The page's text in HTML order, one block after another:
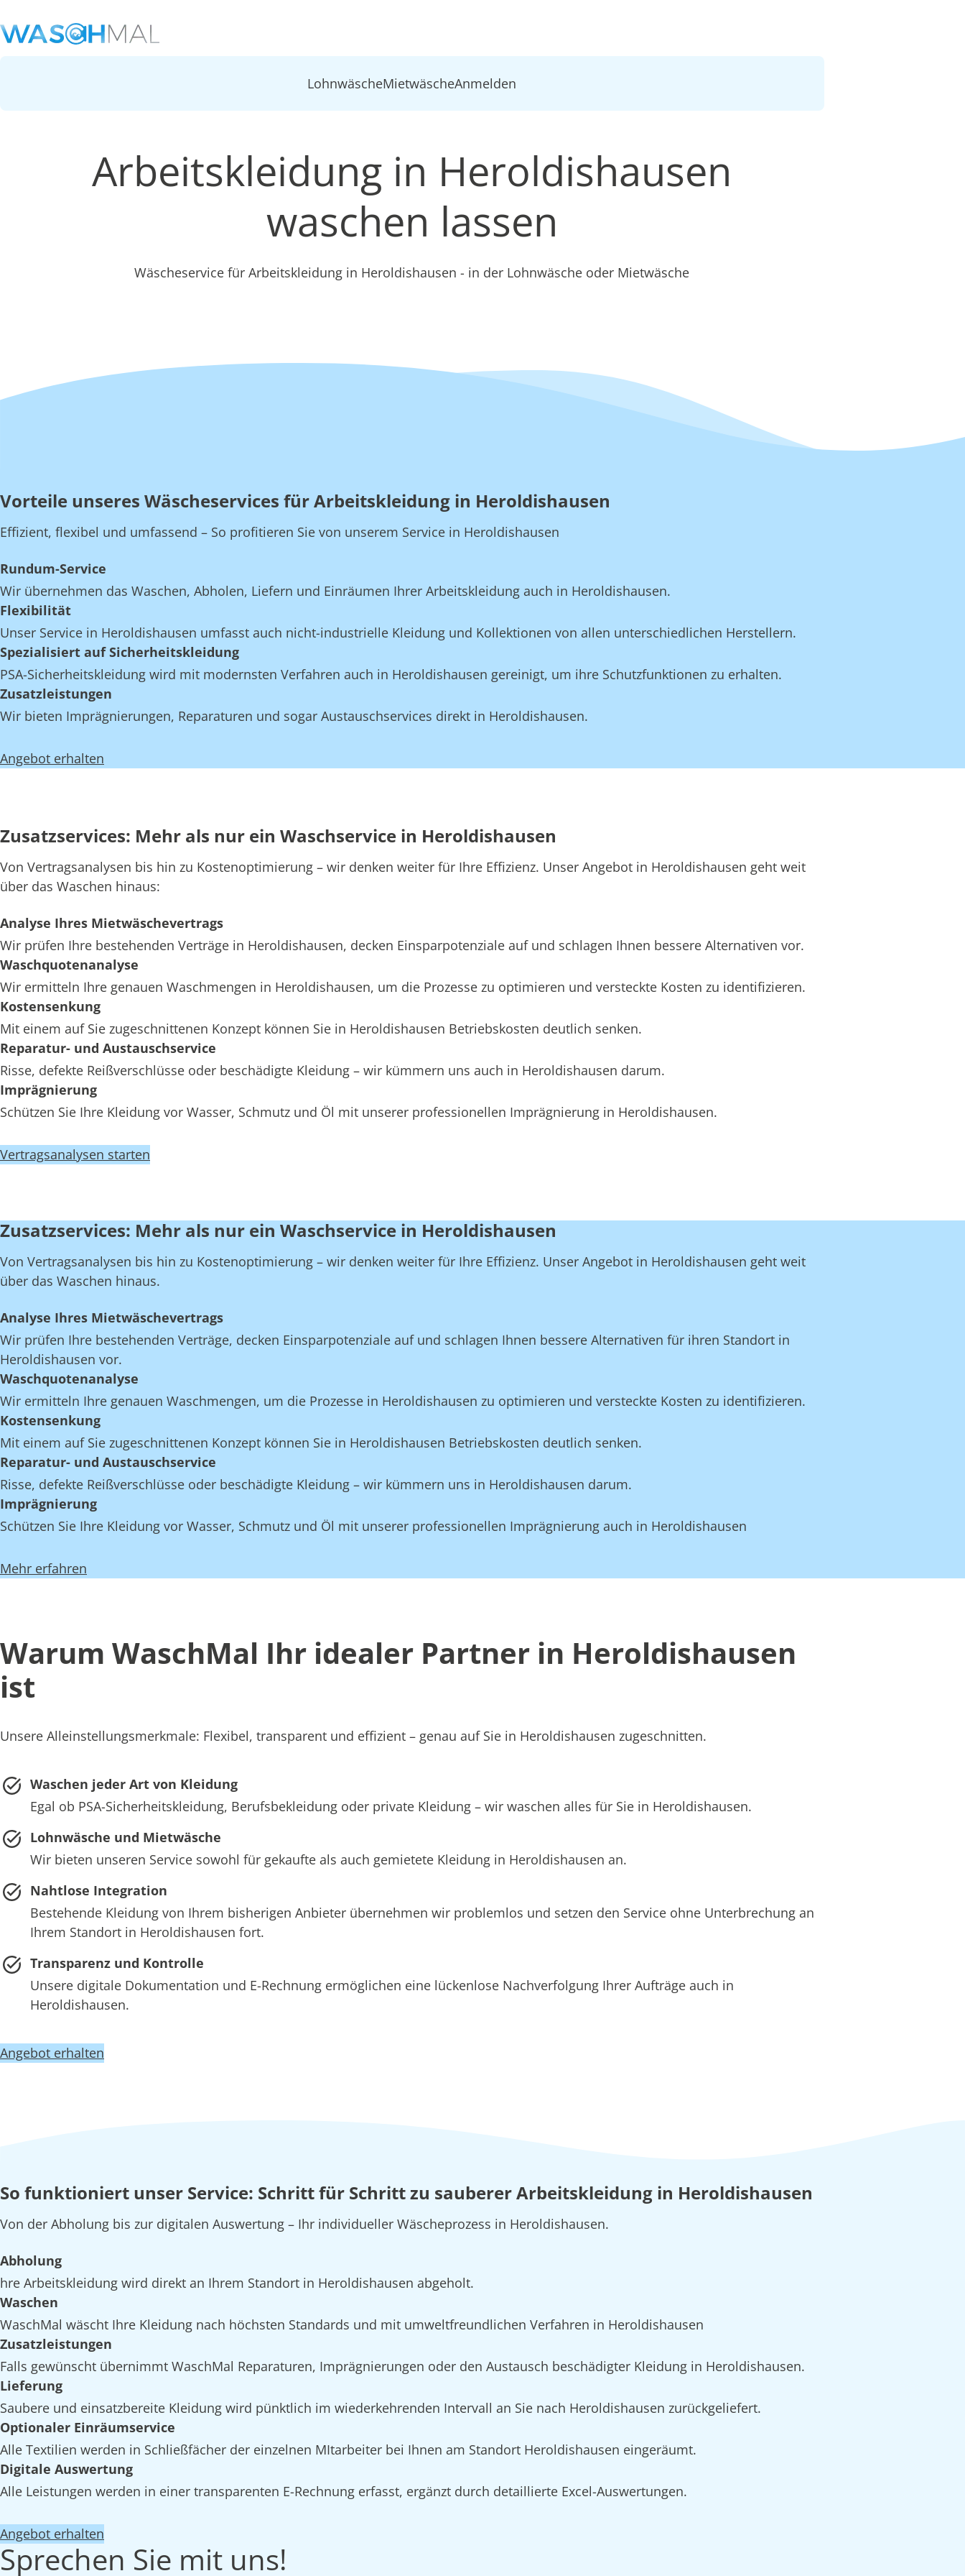
LohnwäscheMietwäscheAnmelden
Arbeitskleidung in Heroldishausen
waschen lassen
Wäscheservice für Arbeitskleidung in Heroldishausen - in der Lohnwäsche oder Mietwäsche
Vorteile unseres Wäscheservices für Arbeitskleidung in Heroldishausen
Effizient, flexibel und umfassend – So profitieren Sie von unserem Service in Heroldishausen
Rundum-Service
Wir übernehmen das Waschen, Abholen, Liefern und Einräumen Ihrer Arbeitskleidung auch in Heroldishausen.
Flexibilität
Unser Service in Heroldishausen umfasst auch nicht-industrielle Kleidung und Kollektionen von allen unterschiedlichen Herstellern.
Spezialisiert auf Sicherheitskleidung
PSA-Sicherheitskleidung wird mit modernsten Verfahren auch in Heroldishausen gereinigt, um ihre Schutzfunktionen zu erhalten.
Zusatzleistungen
Wir bieten Imprägnierungen, Reparaturen und sogar Austauschservices direkt in Heroldishausen.
Angebot erhalten
Zusatzservices: Mehr als nur ein Waschservice in Heroldishausen
Von Vertragsanalysen bis hin zu Kostenoptimierung – wir denken weiter für Ihre Effizienz. Unser Angebot in Heroldishausen geht weit
über das Waschen hinaus:
Analyse Ihres Mietwäschevertrags
Wir prüfen Ihre bestehenden Verträge in Heroldishausen, decken Einsparpotenziale auf und schlagen Ihnen bessere Alternativen vor.
Waschquotenanalyse
Wir ermitteln Ihre genauen Waschmengen in Heroldishausen, um die Prozesse zu optimieren und versteckte Kosten zu identifizieren.
Kostensenkung
Mit einem auf Sie zugeschnittenen Konzept können Sie in Heroldishausen Betriebskosten deutlich senken.
Reparatur- und Austauschservice
Risse, defekte Reißverschlüsse oder beschädigte Kleidung – wir kümmern uns auch in Heroldishausen darum.
Imprägnierung
Schützen Sie Ihre Kleidung vor Wasser, Schmutz und Öl mit unserer professionellen Imprägnierung in Heroldishausen.
Vertragsanalysen starten
Zusatzservices: Mehr als nur ein Waschservice in Heroldishausen
Von Vertragsanalysen bis hin zu Kostenoptimierung – wir denken weiter für Ihre Effizienz. Unser Angebot in Heroldishausen geht weit
über das Waschen hinaus.
Analyse Ihres Mietwäschevertrags
Wir prüfen Ihre bestehenden Verträge, decken Einsparpotenziale auf und schlagen Ihnen bessere Alternativen für ihren Standort in
Heroldishausen vor.
Waschquotenanalyse
Wir ermitteln Ihre genauen Waschmengen, um die Prozesse in Heroldishausen zu optimieren und versteckte Kosten zu identifizieren.
Kostensenkung
Mit einem auf Sie zugeschnittenen Konzept können Sie in Heroldishausen Betriebskosten deutlich senken.
Reparatur- und Austauschservice
Risse, defekte Reißverschlüsse oder beschädigte Kleidung – wir kümmern uns in Heroldishausen darum.
Imprägnierung
Schützen Sie Ihre Kleidung vor Wasser, Schmutz und Öl mit unserer professionellen Imprägnierung auch in Heroldishausen
Mehr erfahren
Warum WaschMal Ihr idealer Partner in Heroldishausen
ist
Unsere Alleinstellungsmerkmale: Flexibel, transparent und effizient – genau auf Sie in Heroldishausen zugeschnitten.
Waschen jeder Art von Kleidung
Egal ob PSA-Sicherheitskleidung, Berufsbekleidung oder private Kleidung – wir waschen alles für Sie in Heroldishausen.
Lohnwäsche und Mietwäsche
Wir bieten unseren Service sowohl für gekaufte als auch gemietete Kleidung in Heroldishausen an.
Nahtlose Integration
Bestehende Kleidung von Ihrem bisherigen Anbieter übernehmen wir problemlos und setzen den Service ohne Unterbrechung an
Ihrem Standort in Heroldishausen fort.
Transparenz und Kontrolle
Unsere digitale Dokumentation und E-Rechnung ermöglichen eine lückenlose Nachverfolgung Ihrer Aufträge auch in
Heroldishausen.
Angebot erhalten
So funktioniert unser Service: Schritt für Schritt zu sauberer Arbeitskleidung in Heroldishausen
Von der Abholung bis zur digitalen Auswertung – Ihr individueller Wäscheprozess in Heroldishausen.
Abholung
hre Arbeitskleidung wird direkt an Ihrem Standort in Heroldishausen abgeholt.
Waschen
WaschMal wäscht Ihre Kleidung nach höchsten Standards und mit umweltfreundlichen Verfahren in Heroldishausen
Zusatzleistungen
Falls gewünscht übernimmt WaschMal Reparaturen, Imprägnierungen oder den Austausch beschädigter Kleidung in Heroldishausen.
Lieferung
Saubere und einsatzbereite Kleidung wird pünktlich im wiederkehrenden Intervall an Sie nach Heroldishausen zurückgeliefert.
Optionaler Einräumservice
Alle Textilien werden in Schließfächer der einzelnen MItarbeiter bei Ihnen am Standort Heroldishausen eingeräumt.
Digitale Auswertung
Alle Leistungen werden in einer transparenten E-Rechnung erfasst, ergänzt durch detaillierte Excel-Auswertungen.
Angebot erhalten
Sprechen Sie mit uns!